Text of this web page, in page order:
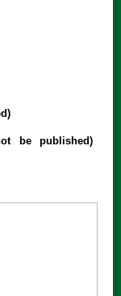
be published)